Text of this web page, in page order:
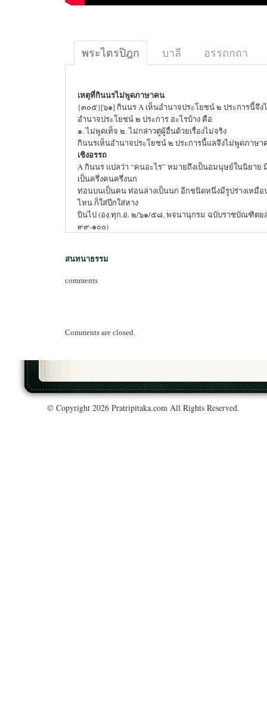
พระไตรปิฎก บาลี อรรถกถา
เหตุที่กินนรไม่พูดภาษาคน
{๓๐๕}[๖๑] กินนร A เห็นอำนาจประโยชน์ ๒ ประการนี้จึ
อำนาจประโยชน์ ๒ ประการ อะไรบ้าง คือ
๑. ไม่พูดเท็จ ๒. ไม่กล่าวตู่ผู้อื่นด้วยเรื่องไม่จริง
กินนรเห็นอำนาจประโยชน์ ๒ ประการนี้แลจึงไม่พูดภาษา
เชิงอรรถ
A กินนร แปลว่า “คนอะไร” หมายถึงเป็นอมนุษย์ในนิยา
เป็นครึ่งคนครึ่งนก
ท่อนบนเป็นคน ท่อนล่างเป็นนก อีกชนิดหนึ่งมีรูปร่างเหมื
ไหน ก็ใส่ปีกใส่หาง
บินไป (องฺ.ทุก.อ. ๒/๖๑/๕๘, พจนานุกรม ฉบับราชบัณฑิต
๙๙-๑๐๐)
สนทนาธรรม
comments
Comments are closed.
© Copyright 2026 Pratripitaka.com All Rights Reserved.